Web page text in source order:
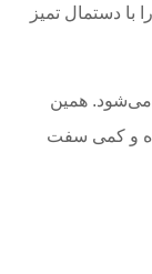
دستمال تمیز
می‌شود. همین
و کمی سفت